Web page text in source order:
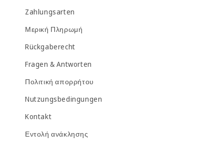
Zahlungsarten
Μερική Πληρωμή
Rückgaberecht
Fragen & Antworten
Πολιτική απορρήτου
Nutzungsbedingungen
Kontakt
Εντολή ανάκλησης